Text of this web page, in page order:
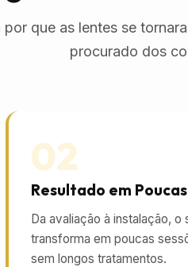
por que as lentes se
procurado dos
02
Resultado em
Da avaliação à instalação, o
transforma em poucas
sem longos tratamentos.